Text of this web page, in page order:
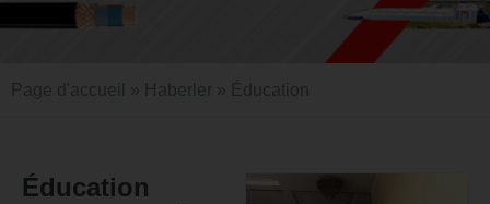
Page d'accueil » Haberler » Éducation
Éducation